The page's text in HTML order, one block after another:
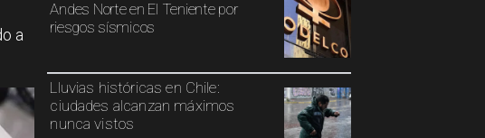
Andes Norte en El Teniente por
riesgos sísmicos
Lluvias históricas en Chile:
ciudades alcanzan máximos
nunca vistos
a